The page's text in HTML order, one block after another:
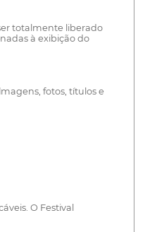
totalmente liberado
à exibição do
fotos, títulos e
O Festival